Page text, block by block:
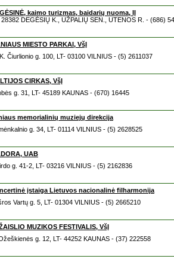
kaimo turizmas, baidarių nuoma, IĮ
28382 DEGĖSIŲ K., UŽPALIŲ SEN., UTENOS R. - (686)
MIESTO PARKAI, VšĮ
Čiurlionio g. 100, LT- 03100 VILNIUS - (5) 2611037
CIRKAS, VšĮ
g. 31, LT- 45189 KAUNAS - (670) 16445
memorialinių muziejų direkcija
g. 34, LT- 01114 VILNIUS - (5) 2628525
UAB
g. 41-2, LT- 03216 VILNIUS - (5) 2162836
įstaiga Lietuvos nacionalinė filharmonija
Vartų g. 5, LT- 01304 VILNIUS - (5) 2665210
MUZIKOS FESTIVALIS, VšĮ
g. 12, LT- 44252 KAUNAS - (37) 222558